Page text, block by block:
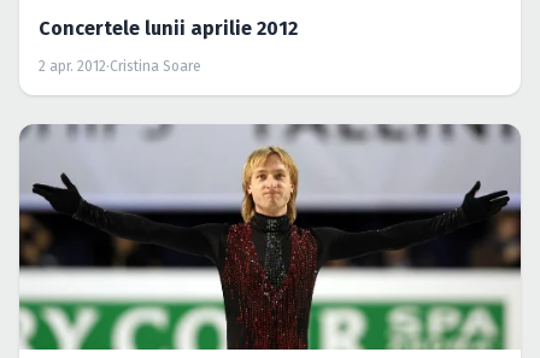
Concertele lunii aprilie 2012
2 apr. 2012·Cristina Soare